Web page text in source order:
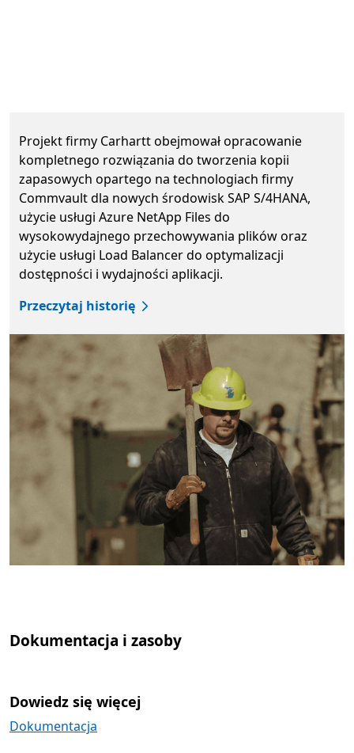
Projekt firmy Carhartt obejmował opracowanie
Projekt firmy Carhartt obejmował opracowanie
kompletnego rozwiązania do tworzenia kopii
zapasowych opartego na technologiach firmy
Commvault dla nowych środowisk SAP S/4HANA,
użycie usługi Azure NetApp Files do
wysokowydajnego przechowywania plików oraz
użycie usługi Load Balancer do optymalizacji
dostępności i wydajności aplikacji.
Przeczytaj historię
Powrót do kart
Dokumentacja i zasoby
Dowiedz się więcej
Dokumentacja